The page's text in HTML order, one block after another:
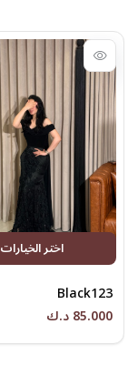
اختر الخيارات
Black123
85.000 د.ك